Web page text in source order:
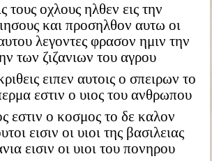
τους οχλους ηλθεν εις την
και προσηλθον αυτω οι
λεγοντες φρασον ημιν την
των ζιζανιων του αγρου
ειπεν αυτοις ο σπειρων το
εστιν ο υιος του ανθρωπου
εστιν ο κοσμος το δε καλον
εισιν οι υιοι της βασιλειας
εισιν οι υιοι του πονηρου